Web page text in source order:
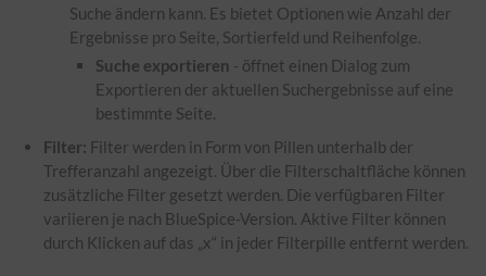
Suche ändern kann. Es bietet Optionen wie Anzahl der
Ergebnisse pro Seite, Sortierfeld und Reihenfolge.
Suche exportieren - öffnet einen Dialog zum
Exportieren der aktuellen Suchergebnisse auf eine
bestimmte Seite.
Filter: Filter werden in Form von Pillen unterhalb der
Trefferanzahl angezeigt. Über die Filterschaltfläche können
zusätzliche Filter gesetzt werden. Die verfügbaren Filter
variieren je nach BlueSpice-Version. Aktive Filter können
durch Klicken auf das „x“ in jeder Filterpille entfernt werden.